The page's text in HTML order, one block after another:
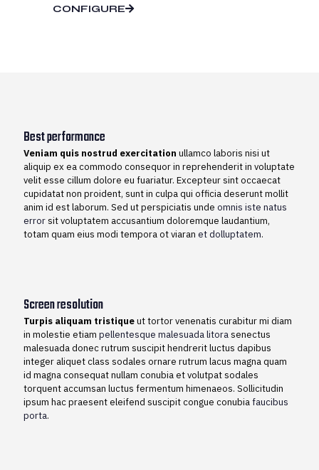
$2,000.00.$1,800.00.
CONFIGURE
Best performance
Veniam quis nostrud exercitation ullamco laboris nisi ut
aliquip ex ea commodo consequor in reprehenderit in voluptate
velit esse cillum dolore eu fuariatur. Excepteur sint occaecat
cupidatat non proident, sunt in culpa qui officia deserunt mollit
anim id est laborum. Sed ut perspiciatis unde omnis iste natus
errorsit voluptatem accusantium doloremque laudantium,
totam quam eius modi tempora ot viaran et dolluptatem.
Screen resolution
Turpis aliquam tristiqueut tortor venenatis curabitur mi diam
in molestie etiam pellentesque malesuada litorasenectus
malesuada donec rutrum suscipit hendrerit luctus dapibus
integer aliquet class sodales ornare rutrum lacus magna quam
id magna consequat nullam conubia et volutpat sodales
torquent accumsan luctus fermentum himenaeos. Sollicitudin
ipsum hac praesent eleifend suscipit congue conubiafaucibus
porta.